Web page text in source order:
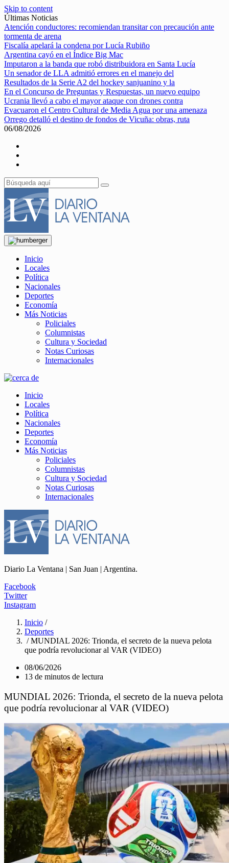
Skip to content
Últimas Noticias
Atención conductores: recomiendan transitar con precaución ante
tormenta de arena
Fiscalía apelará la condena por Lucía Rubiño
Argentina cayó en el Índice Big Mac
Imputaron a la banda que robó distribuidora en Santa Lucía
Un senador de LLA admitió errores en el manejo del
Resultados de la Serie A2 del hockey sanjuanino y la
En el Concurso de Preguntas y Respuestas, un nuevo equipo
Ucrania llevó a cabo el mayor ataque con drones contra
Evacuaron el Centro Cultural de Media Agua por una amenaza
Orrego detalló el destino de fondos de Vicuña: obras, ruta
06/08/2026
Inicio
Locales
Política
Nacionales
Deportes
Economía
Más Noticias
Policiales
Columnistas
Cultura y Sociedad
Notas Curiosas
Internacionales
Inicio
Locales
Política
Nacionales
Deportes
Economía
Más Noticias
Policiales
Columnistas
Cultura y Sociedad
Notas Curiosas
Internacionales
Diario La Ventana | San Juan | Argentina.
Facebook
Twitter
Instagram
Inicio /
Deportes
/ MUNDIAL 2026: Trionda, el secreto de la nueva pelota
que podría revolucionar al VAR (VIDEO)
08/06/2026
13 de minutos de lectura
MUNDIAL 2026: Trionda, el secreto de la nueva pelota
que podría revolucionar al VAR (VIDEO)